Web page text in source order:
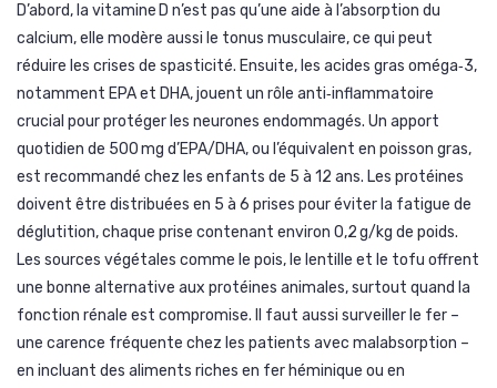
D’abord, la vitamine D n’est pas qu’une aide à l’absorption du
calcium, elle modère aussi le tonus musculaire, ce qui peut
réduire les crises de spasticité. Ensuite, les acides gras oméga‑3,
notamment EPA et DHA, jouent un rôle anti‑inflammatoire
crucial pour protéger les neurones endommagés. Un apport
quotidien de 500 mg d’EPA/DHA, ou l’équivalent en poisson gras,
est recommandé chez les enfants de 5 à 12 ans. Les protéines
doivent être distribuées en 5 à 6 prises pour éviter la fatigue de
déglutition, chaque prise contenant environ 0,2 g/kg de poids.
Les sources végétales comme le pois, le lentille et le tofu offrent
une bonne alternative aux protéines animales, surtout quand la
fonction rénale est compromise. Il faut aussi surveiller le fer –
une carence fréquente chez les patients avec malabsorption –
en incluant des aliments riches en fer héminique ou en